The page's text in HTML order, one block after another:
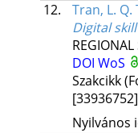
12.
Tran, L. Q.
Digital
REGIONAL
DOI WoS
Szakcikk
[33936752]
Nyilvános